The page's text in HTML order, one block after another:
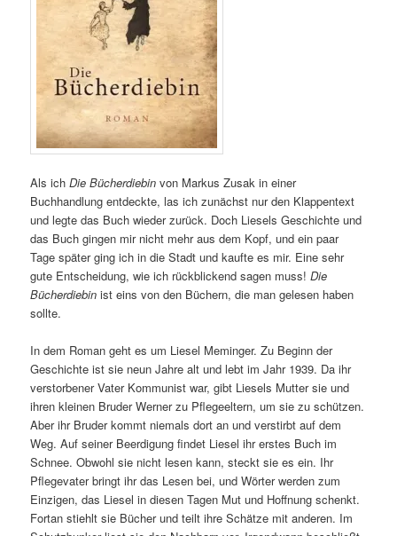
Als ichDie Bücherdiebin von Markus Zusak in einer
Buchhandlung entdeckte, las ich zunächst nur den Klappentext
und legte das Buch wieder zurück. Doch Liesels Geschichte und
das Buch gingen mir nicht mehr aus dem Kopf, und ein paar
Tage später ging ich in die Stadt und kaufte es mir. Eine sehr
gute Entscheidung, wie ich rückblickend sagen muss!Die
Bücherdiebin ist eins von den Büchern, die man gelesen haben
sollte.
In dem Roman geht es um Liesel Meminger. Zu Beginn der
Geschichte ist sie neun Jahre alt und lebt im Jahr 1939. Da ihr
verstorbener Vater Kommunist war, gibt Liesels Mutter sie und
ihren kleinen Bruder Werner zu Pflegeeltern, um sie zu schützen.
Aber ihr Bruder kommt niemals dort an und verstirbt auf dem
Weg. Auf seiner Beerdigung findet Liesel ihr erstes Buch im
Schnee. Obwohl sie nicht lesen kann, steckt sie es ein. Ihr
Pflegevater bringt ihr das Lesen bei, und Wörter werden zum
Einzigen, das Liesel in diesen Tagen Mut und Hoffnung schenkt.
Fortan stiehlt sie Bücher und teilt ihre Schätze mit anderen. Im